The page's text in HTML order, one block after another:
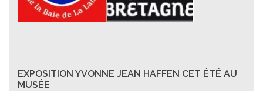
EXPOSITION YVONNE JEAN HAFFEN CET ÉTÉ AU
MUSÉE